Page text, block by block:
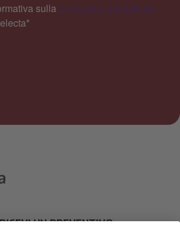
sulla protezione dei dati del
*
UN PREVENTIVO